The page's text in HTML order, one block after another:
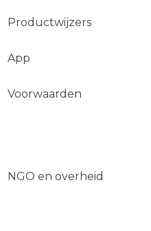
Productwijzers
App
Voorwaarden
NGO en overheid